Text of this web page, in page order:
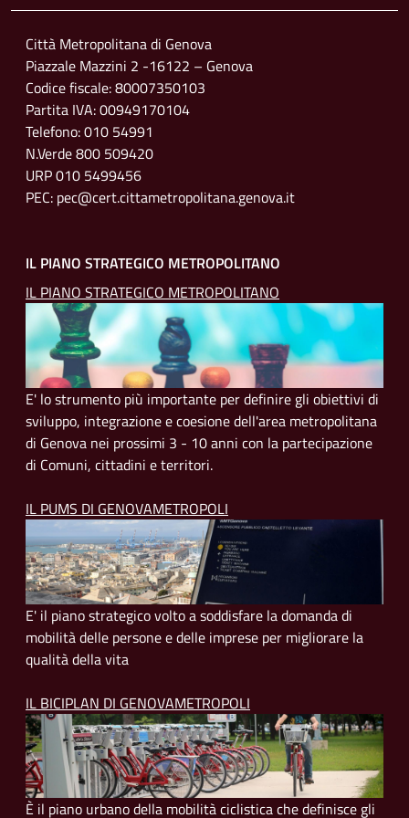
Città Metropolitana di Genova
Piazzale Mazzini 2 -16122 – Genova
Codice fiscale: 80007350103
Partita IVA: 00949170104
Telefono: 010 54991
N.Verde 800 509420
URP 010 5499456
PEC: pec@cert.cittametropolitana.genova.it
IL PIANO STRATEGICO METROPOLITANO
IL PIANO STRATEGICO METROPOLITANO
E' lo strumento più importante per definire gli obiettivi di
sviluppo, integrazione e coesione dell'area metropolitana
di Genova nei prossimi 3 - 10 anni con la partecipazione
di Comuni, cittadini e territori.
IL PUMS DI GENOVAMETROPOLI
E' il piano strategico volto a soddisfare la domanda di
mobilità delle persone e delle imprese per migliorare la
qualità della vita
IL BICIPLAN DI GENOVAMETROPOLI
È il piano urbano della mobilità ciclistica che definisce gli